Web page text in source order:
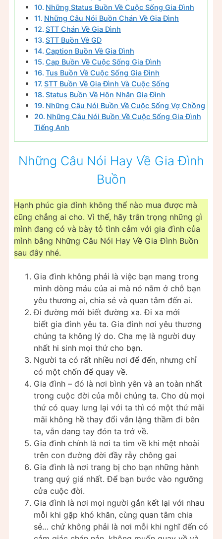
Những Status Buồn Về Cuộc Sống Gia Đình
Những Câu Nói Buồn Chán Về Gia Đình
STT Chán Về Gia Đình
STT Buồn Về GD
Caption Buồn Về Gia Đình
Cap Buồn Về Cuộc Sống Gia Đình
Tus Buồn Về Cuộc Sống Gia Đình
STT Buồn Về Gia Đình Và Cuộc Sống
Status Buồn Về Hôn Nhân Gia Đình
Những Câu Nói Buồn Về Cuộc Sống Vợ Chồng
Những Câu Nói Buồn Về Cuộc Sống Gia Đình
Tiếng Anh
Những Câu Nói Hay Về Gia Đình
Buồn
Hạnh phúc gia đình không thể nào mua được mà
cũng chẳng ai cho. Vì thế, hãy trân trọng những gì
mình đang có và bày tỏ tình cảm với gia đình của
mình bằng Những Câu Nói Hay Về Gia Đình Buồn
sau đây nhé.
Gia đình không phải là việc bạn mang trong
mình dòng máu của ai mà nó nằm ở chỗ bạn
yêu thương ai, chia sẻ và quan tâm đến ai.
Đi đường mới biết đường xa. Đi xa mới
biết gia đình yêu ta. Gia đình nơi yêu thương
chúng ta không lý do. Cha mẹ là người duy
nhất hi sinh mọi thứ cho bạn.
Người ta có rất nhiều nơi để đến, nhưng chỉ
có một chốn để quay về.
Gia đình – đó là nơi bình yên và an toàn nhất
trong cuộc đời của mỗi chúng ta. Cho dù mọi
thứ có quay lưng lại với ta thì có một thứ mãi
mãi không hề thay đổi vẫn lặng thầm đi bên
ta, vẫn dang tay đón ta trở về.
Gia đình chính là nơi ta tìm về khi mệt nhoài
trên con đường đời đầy rẫy chông gai
Gia đình là nơi trang bị cho bạn những hành
trang quý giá nhất. Để bạn bước vào ngưỡng
cửa cuộc đời.
Gia đình là nơi mọi người gắn kết lại với nhau
mỗi khi gặp khó khăn, cùng quan tâm chia
sẻ… chứ không phải là nơi mỗi khi nghĩ đến có